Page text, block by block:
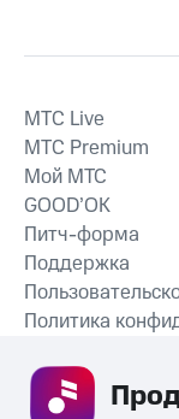
MTС Live
MTС Premium
Мой МТС
GOOD’OK
Питч-форма
Поддержка
Политика